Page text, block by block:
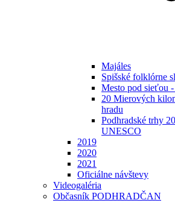
Majáles
Spišské folklórne
Mesto pod sieťou
20 Mierových
hradu
Podhradské trhy
UNESCO
2019
2020
2021
Oficiálne návštevy
Videogaléria
Občasník PODHRADČAN